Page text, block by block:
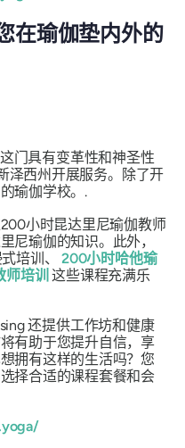
在瑜伽垫内外的
门具有变革性和神圣性
泽西州开展服务。除了开
瑜伽学校。.
小时昆达里尼瑜伽教师
尼瑜伽的知识。此外，
式培训、200小时哈他瑜
师培训 这些课程充满乐
还提供工作坊和健康
有助于您提升自信，享
拥有这样的生活吗？您
择合适的课程套餐和会